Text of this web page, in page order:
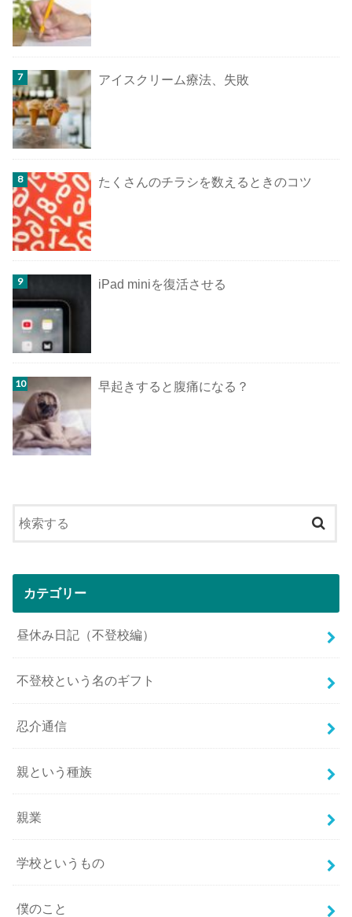
アイスクリーム療法、失敗
たくさんのチラシを数えるときのコツ
iPad miniを復活させる
早起きすると腹痛になる？
カテゴリー
昼休み日記（不登校編）
不登校という名のギフト
忍介通信
親という種族
親業
学校というもの
僕のこと